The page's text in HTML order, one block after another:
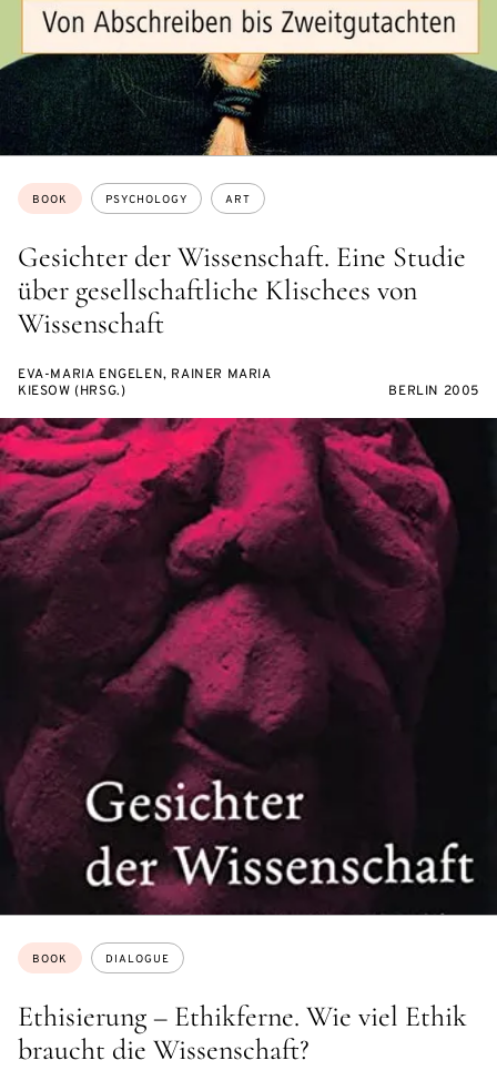
Gesichter der Wissenschaft. Eine Studie
über gesellschaftliche Klischees von
Wissenschaft
Topics:
BOOK PSYCHOLOGY ART
EVA-MARIA ENGELEN, RAINER MARIA
KIESOW (HRSG.)
BERLIN 2005
Ethisierung – Ethikferne. Wie viel Ethik
braucht die Wissenschaft?
Topics:
BOOK DIALOGUE